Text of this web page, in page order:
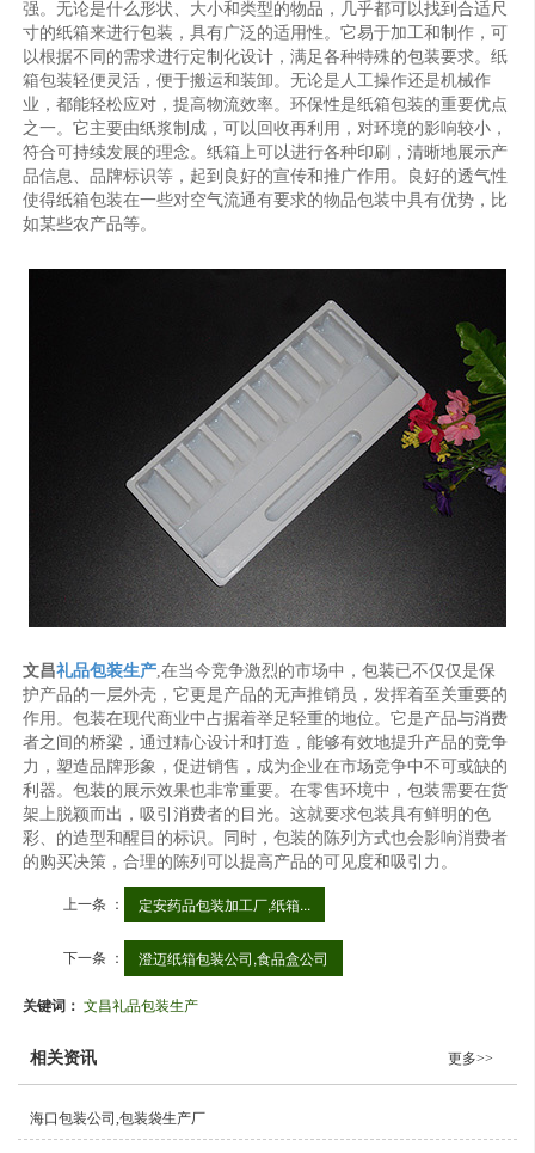
强。无论是什么形状、大小和类型的物品，几乎都可以找到合适尺
寸的纸箱来进行包装，具有广泛的适用性。它易于加工和制作，可
以根据不同的需求进行定制化设计，满足各种特殊的包装要求。纸
箱包装轻便灵活，便于搬运和装卸。无论是人工操作还是机械作
业，都能轻松应对，提高物流效率。环保性是纸箱包装的重要优点
之一。它主要由纸浆制成，可以回收再利用，对环境的影响较小，
符合可持续发展的理念。纸箱上可以进行各种印刷，清晰地展示产
品信息、品牌标识等，起到良好的宣传和推广作用。良好的透气性
使得纸箱包装在一些对空气流通有要求的物品包装中具有优势，比
如某些农产品等。
文昌礼品包装生产 ,在当今竞争激烈的市场中，包装已不仅仅是保
护产品的一层外壳，它更是产品的无声推销员，发挥着至关重要的
作用。包装在现代商业中占据着举足轻重的地位。它是产品与消费
者之间的桥梁，通过精心设计和打造，能够有效地提升产品的竞争
力，塑造品牌形象，促进销售，成为企业在市场竞争中不可或缺的
利器。包装的展示效果也非常重要。在零售环境中，包装需要在货
架上脱颖而出，吸引消费者的目光。这就要求包装具有鲜明的色
彩、的造型和醒目的标识。同时，包装的陈列方式也会影响消费者
的购买决策，合理的陈列可以提高产品的可见度和吸引力。
上一条 ： 定安药品包装加工厂,纸箱...
下一条 ： 澄迈纸箱包装公司,食品盒公司
关键词：文昌礼品包装生产
相关资讯 更多>>
海口包装公司,包装袋生产厂